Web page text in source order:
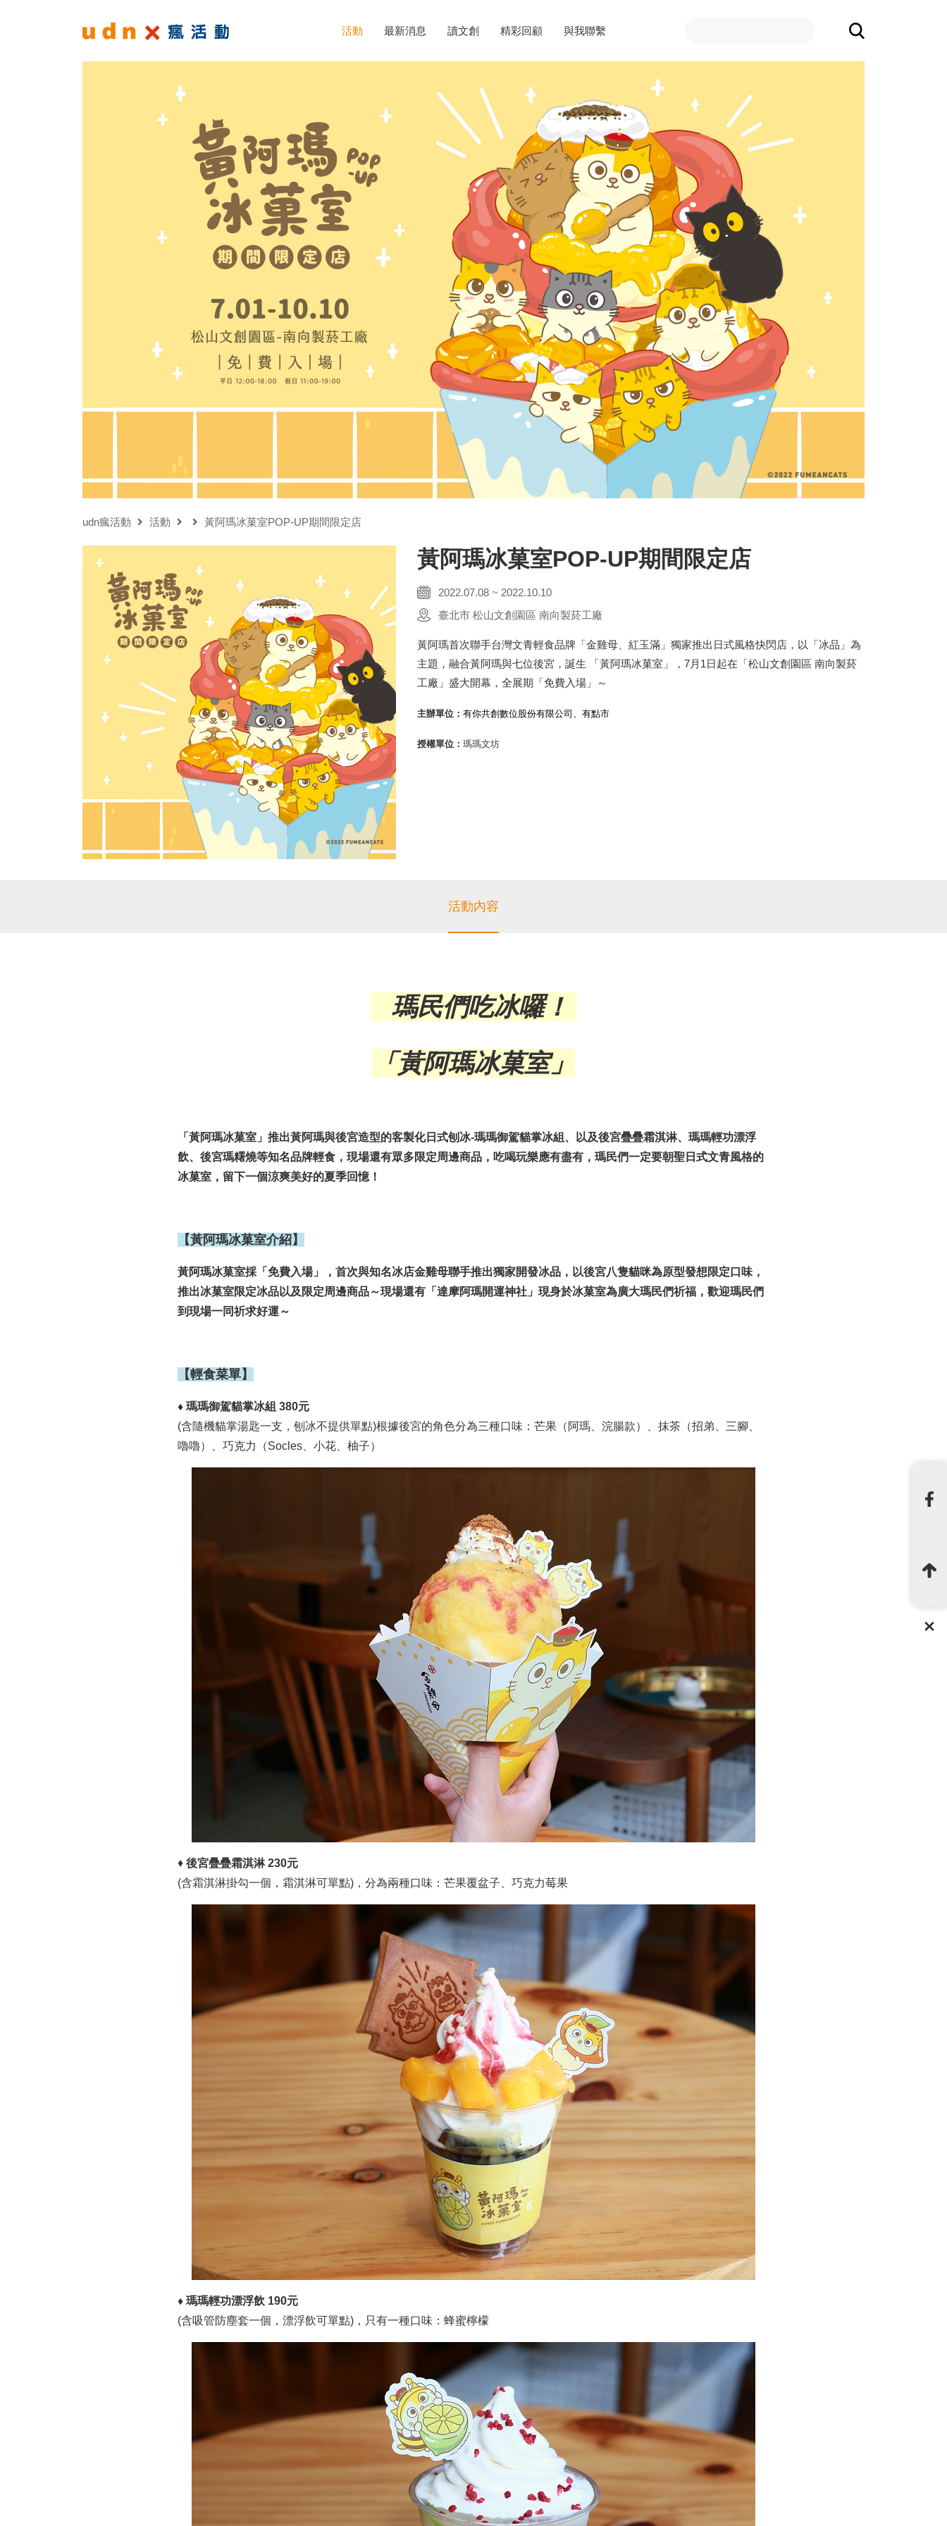
活動 最新消息 讀文創 精彩回顧 與我聯繫
udn瘋活動 活動 黃阿瑪冰菓室POP-UP期間限定店
黃阿瑪冰菓室POP-UP期間限定店
2022.07.08 ~ 2022.10.10
臺北市 松山文創園區 南向製菸工廠
黃阿瑪首次聯手台灣文青輕食品牌「金雞母、紅玉滿」獨家推出日式風格快閃店，以「冰品」為
主題，融合黃阿瑪與七位後宮，誕生 「黃阿瑪冰菓室」，7月1日起在「松山文創園區 南向製菸
工廠」盛大開幕，全展期「免費入場」～
主辦單位： 有你共創數位股份有限公司、有點市
授權單位： 瑪瑪文坊
活動內容
瑪民們吃冰囉！
「黃阿瑪冰菓室」
「黃阿瑪冰菓室」推出黃阿瑪與後宮造型的客製化日式刨冰-瑪瑪御駕貓掌冰組、以及後宮疊疊霜淇淋、瑪瑪輕功漂浮
飲、後宮瑪糬燒等知名品牌輕食，現場還有眾多限定周邊商品，吃喝玩樂應有盡有，瑪民們一定要朝聖日式文青風格的
冰菓室，留下一個涼爽美好的夏季回憶！
【黃阿瑪冰菓室介紹】
黃阿瑪冰菓室採「免費入場」，首次與知名冰店金雞母聯手推出獨家開發冰品，以後宮八隻貓咪為原型發想限定口味，
推出冰菓室限定冰品以及限定周邊商品～現場還有「達摩阿瑪開運神社」現身於冰菓室為廣大瑪民們祈福，歡迎瑪民們
到現場一同祈求好運～
【輕食菜單】
♦ 瑪瑪御駕貓掌冰組 380元
(含隨機貓掌湯匙一支，刨冰不提供單點)根據後宮的角色分為三種口味：芒果（阿瑪、浣腸款）、抹茶（招弟、三腳、
嚕嚕）、巧克力（Socles、小花、柚子）
♦ 後宮疊疊霜淇淋 230元
(含霜淇淋掛勾一個，霜淇淋可單點)，分為兩種口味：芒果覆盆子、巧克力莓果
♦ 瑪瑪輕功漂浮飲 190元
(含吸管防塵套一個，漂浮飲可單點)，只有一種口味：蜂蜜檸檬